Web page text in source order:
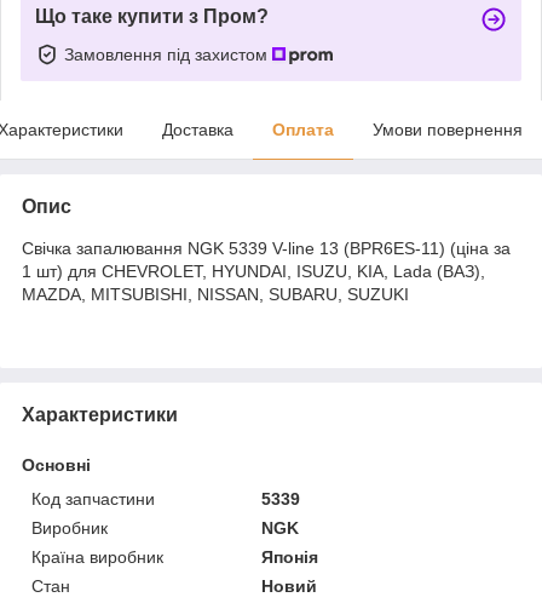
Що таке купити з Пром?
Замовлення під захистом
Доставка Оплата Умови повернення
Опис
Свічка запалювання NGK 5339 V-line 13 (BPR6ES-11) (ціна за
1 шт) для CHEVROLET, HYUNDAI, ISUZU, KIA, Lada (ВАЗ),
MAZDA, MITSUBISHI, NISSAN, SUBARU, SUZUKI
Характеристики
Основні
Код запчастини
5339
Виробник
NGK
Країна виробник
Японія
Стан
Новий